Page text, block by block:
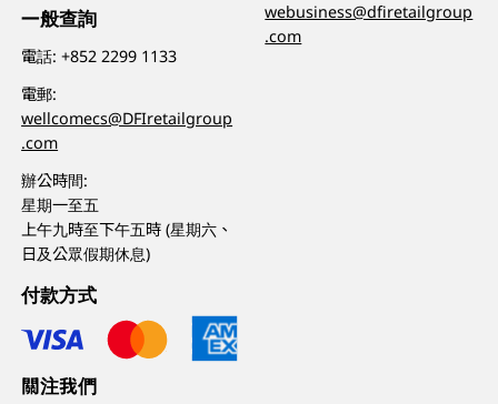
一般查詢
電話:+852 2299 1133
電郵:
wellcomecs@DFIretailgroup
.com
辦公時間:
星期一至五
上午九時至下午五時 (星期六、
日及公眾假期休息)
webusiness@dfiretailgroup
.com
付款方式
關注我們